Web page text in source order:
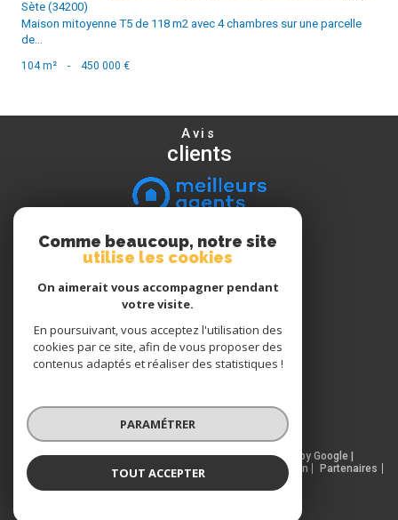
Sète (34200)
Maison mitoyenne T5 de 118 m2 avec 4 chambres sur une parcelle
de...
104 m² - 450 000 €
Avis
clients
Nous
suivre
Nous
adhérons
© 2026 | Tous droits réservés | Traduction powered by Google |
Nos honoraires
Plan du site Mentions légales Admin
Partenaires
Politique RGPD
Comme beaucoup, notre site
utilise les cookies
On aimerait vous accompagner pendant
votre visite.
En poursuivant, vous acceptez l'utilisation des
cookies par ce site, afin de vous proposer des
contenus adaptés et réaliser des statistiques !
PARAMÉTRER
TOUT ACCEPTER